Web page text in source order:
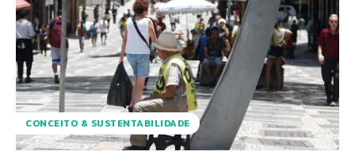
CONCEITO & SUSTENTABILIDADE